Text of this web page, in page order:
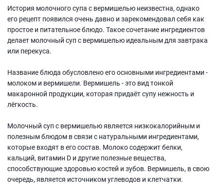
История молочного супа с вермишелью неизвестна, однако
его рецепт появился очень давно и зарекомендовал себя как
простое и питательное блюдо. Такое сочетание ингредиентов
делает молочный суп с вермишелью идеальным для завтрака
или перекуса.
Название блюда обусловлено его основными ингредиентами -
молоком и вермишели. Вермишель - это вид тонкой
макаронной продукции, которая придаёт супу нежность и
лёгкость.
Молочный суп с вермишелью является низкокалорийным и
полезным блюдом в связи с натуральными ингредиентами,
которые входят в его состав. Молоко содержит белки,
кальций, витамин D и другие полезные вещества,
способствующие здоровью костей и зубов. Вермишель, в свою
очередь, является источником углеводов и клетчатки.